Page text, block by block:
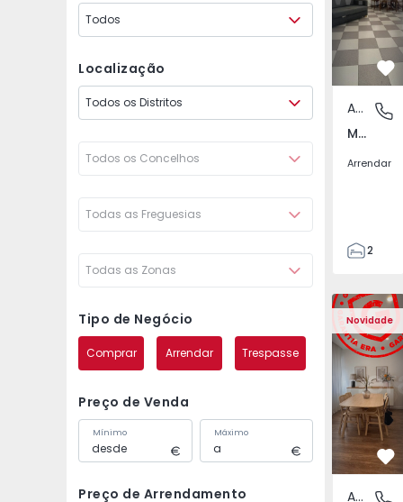
Todos
Localização
Todos os Distritos
Todos os Concelhos
Todas as Freguesias
Todas as Zonas
Tipo de Negócio
Comprar Arrendar Trespasse
Preço de Venda
Mínimo Máximo
Preço de Arrendamento
Montijo
Apartamento
Montijo e Afonsoeiro, Setúbal
Arrendar
2
70
81
0
Novidade
Apartamento T1
Apartamento